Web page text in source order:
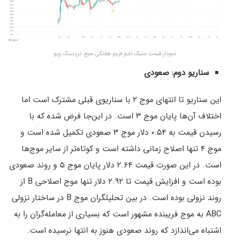
نمودار قیمت متیک تایم فریم هفتگی منبع: تریدینگ ویو
سناریو دوم: صعودی
این سناریو تا انتهای موج ۲ با سناریوی قبلی مشترک است اما
اختلاف آن‌ها پایان موج ۳ است. در این‌جا فرض شده که با
رسیدن قیمت به ۰.۵۴ دلار موج ۳ صعودی تکمیل شده است و
موج ۴ تنها اصلاح زمانی داشته است و کوتاه‌تر از سایر موج‌ها
است. در این صورت قیمت ۲.۶۴ دلار پایان موج ۵ و روند صعودی
بوده است و افزایش قیمت تا ۲.۹۲ دلار تنها موج اصلاحی B از
روند نزولی بوده است. در بین تحلیلگران موج B در ساختار نزولی
ABC به موج فریبنده مشهور است که بسیاری از معامله‌گران را به
اشتباه می‌اندازد که روند صعودی هنوز به انتها نرسیده است.